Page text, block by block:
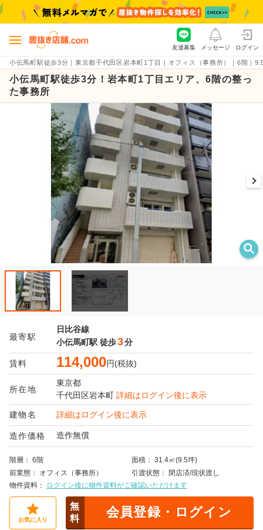
小伝馬町駅徒歩3分｜東京都千代田区岩本町1丁目｜オフィス（事務所）｜6階｜
友達募集 メッセージ ログイン
小伝馬町駅徒歩3分！岩本町1丁目エリア、6階の整っ
た事務所
最寄駅
日比谷線
小伝馬町駅 徒歩3分
賃料 114,000円(税抜)
所在地
東京都
千代田区岩本町 詳細はログイン後に表示
建物名 詳細はログイン後に表示
造作価格 造作無償
階層 6階 面積
31.4㎡(9.5坪)
前業態
オフィス（事務所） 引渡状態
閉店済/現状渡し
物件資料
ログイン後に物件資料がご確認いただけます
お気に入り
無
料
会員登録・ログイン